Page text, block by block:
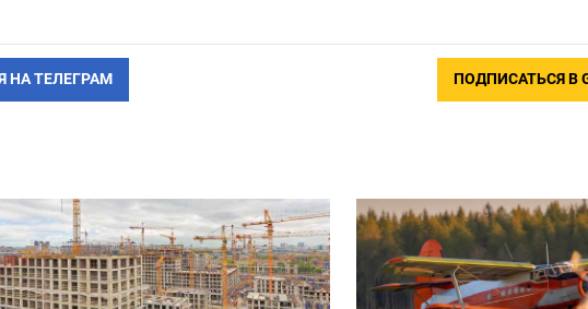
НА ТЕЛЕГРАМ ПОДПИСАТЬСЯ В